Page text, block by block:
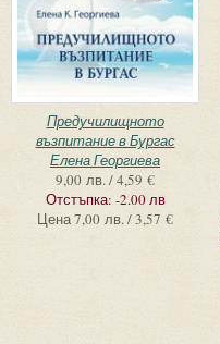
Предучилищното
възпитание в Бургас
Елена Георгиева
9,00 лв. / 4,59 €
Отстъпка: -2.00 лв
Цена7,00 лв. / 3,57 €